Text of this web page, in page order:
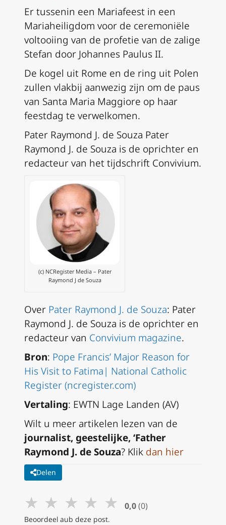
Er tussenin een Mariafeest in een
Mariaheiligdom voor de ceremoniële
voltooiing van de profetie van de zalige
Stefan door Johannes Paulus II.
De kogel uit Rome en de ring uit Polen
zullen vlakbij aanwezig zijn om de paus
van Santa Maria Maggiore op haar
feestdag te verwelkomen.
Pater Raymond J. de Souza Pater
Raymond J. de Souza is de oprichter en
redacteur van het tijdschrift Convivium.
(c) NCRegister Media – Pater
Raymond J de Souza
Over Pater Raymond J. de Souza: Pater
Raymond J. de Souza is de oprichter en
redacteur van Convivium magazine.
Bron: Pope Francis’ Major Reason for
His Visit to Fatima| National Catholic
Register (ncregister.com)
Vertaling: EWTN Lage Landen (AV)
Wilt u meer artikelen lezen van de
journalist, geestelijke, ‘Father
Raymond J. de Souza? Klik dan hier
Delen
★ ★ ★ ★ ★ 0,0 (0)
Beoordeel aub deze post.